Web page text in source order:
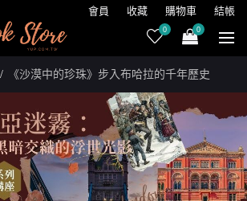
會員 收藏 購物車 結帳
0 0
《沙漠中的珍珠》步入布哈拉的千年歷史